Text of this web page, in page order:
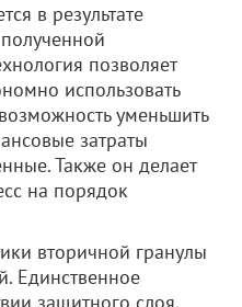
в результате
позволяет
использовать
уменьшить
затраты
Также он делает
на порядок
вторичной гранулы
Единственное